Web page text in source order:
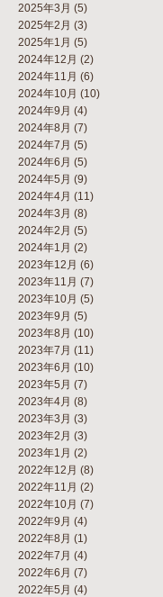
2025年3月 (5)
2025年2月 (3)
2025年1月 (5)
2024年12月 (2)
2024年11月 (6)
2024年10月 (10)
2024年9月 (4)
2024年8月 (7)
2024年7月 (5)
2024年6月 (5)
2024年5月 (9)
2024年4月 (11)
2024年3月 (8)
2024年2月 (5)
2024年1月 (2)
2023年12月 (6)
2023年11月 (7)
2023年10月 (5)
2023年9月 (5)
2023年8月 (10)
2023年7月 (11)
2023年6月 (10)
2023年5月 (7)
2023年4月 (8)
2023年3月 (3)
2023年2月 (3)
2023年1月 (2)
2022年12月 (8)
2022年11月 (2)
2022年10月 (7)
2022年9月 (4)
2022年8月 (1)
2022年7月 (4)
2022年6月 (7)
2022年5月 (4)